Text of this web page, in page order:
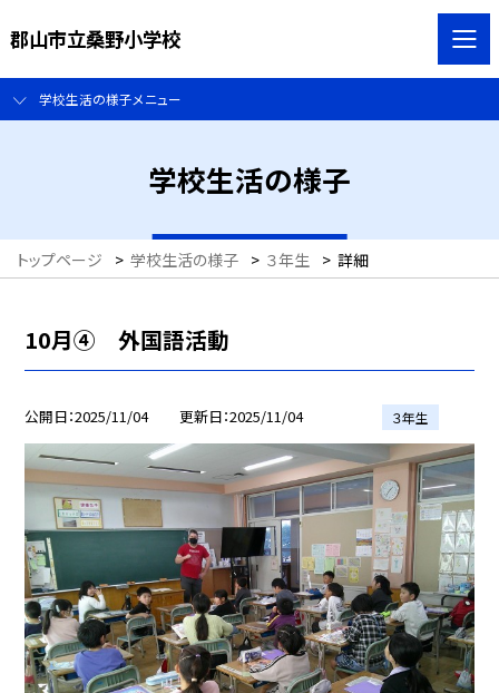
郡山市立桑野小学校
学校生活の様子メニュー
学校生活の様子
トップページ > 学校生活の様子 > ３年生 > 詳細
10月④ 外国語活動
公開日 2025/11/04 更新日 2025/11/04 ３年生